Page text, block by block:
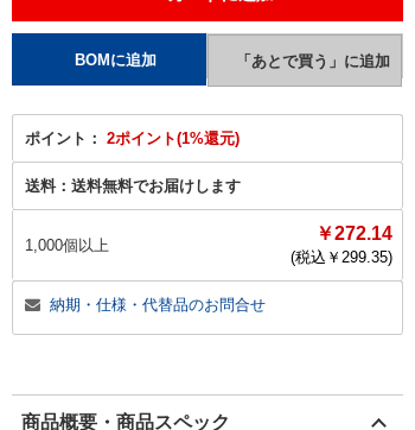
ポイント： 2ポイント(1%還元)
送料： 送料無料でお届けします
1,000個以上
￥272.14
(税込￥ 299.35)
納期・仕様・代替品のお問合せ
商品概要・商品スペック